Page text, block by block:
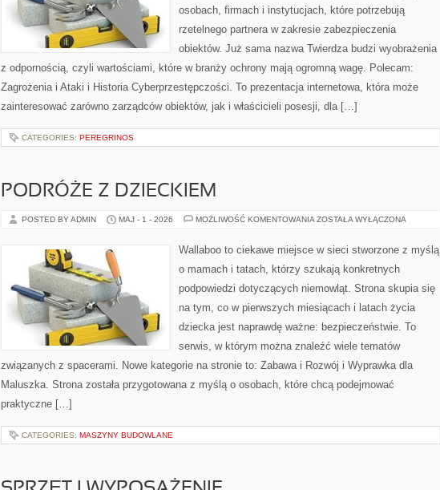
osobach, firmach i instytucjach, które potrzebują
rzetelnego partnera w zakresie zabezpieczenia
obiektów. Już sama nazwa Twierdza budzi wyobrażenia
z odpornością, czyli wartościami, które w branży ochrony mają ogromną wagę. Polecam:
Zagrożenia i Ataki i Historia Cyberprzestępczości. To prezentacja internetowa, która może
zainteresować zarówno zarządców obiektów, jak i właścicieli posesji, dla […]
CATEGORIES: PEREGRINOS
PODRÓŻE Z DZIECKIEM
POSTED BY ADMIN MAJ - 1 - 2026 MOŻLIWOŚĆ KOMENTOWANIA PODRÓŻE
ZOSTAŁA WYŁĄCZONA
Wallaboo to ciekawe miejsce w sieci stworzone z myślą
o mamach i tatach, którzy szukają konkretnych
podpowiedzi dotyczących niemowląt. Strona skupia się
na tym, co w pierwszych miesiącach i latach życia
dziecka jest naprawdę ważne: bezpieczeństwie. To
serwis, w którym można znaleźć wiele tematów
związanych z spacerami. Nowe kategorie na stronie to: Zabawa i Rozwój i Wyprawka dla
Maluszka. Strona została przygotowana z myślą o osobach, które chcą podejmować
praktyczne […]
CATEGORIES: MASZYNY BUDOWLANE